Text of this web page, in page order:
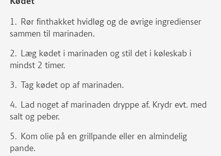
Rør finthakket hvidløg og de øvrige ingredienser
sammen til marinaden.
Læg kødet i marinaden og stil det i køleskab i
mindst 2 timer.
Tag kødet op af marinaden.
Lad noget af marinaden dryppe af. Krydr evt. med
salt og peber.
Kom olie på en grillpande eller en almindelig
pande.